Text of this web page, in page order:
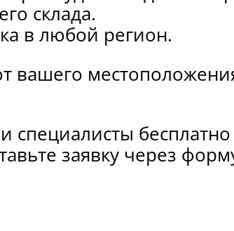
склада.
в любой регион.
вашего
специалисты
заявку через